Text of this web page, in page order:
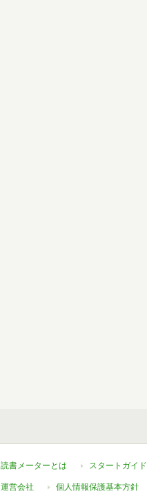
読書メーターとは スタートガイド
運営会社 個人情報保護基本方針